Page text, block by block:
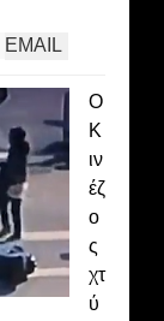
EMAIL
Ο
Κ
ιν
έζ
ο
ς
χτ
ύ